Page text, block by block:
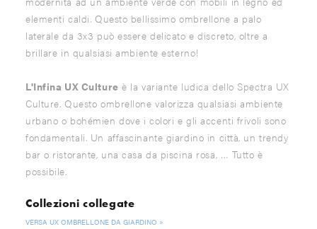
elementi caldi. Questo bellissimo ombrellone a palo
laterale da 3x3 può essere delicato e discreto, oltre a
brillare in qualsiasi ambiente esterno!
L'Infina UX Culture è la variante ludica dello Spectra UX
Culture. Questo ombrellone valorizza qualsiasi ambiente
urbano o bohémien dove i colori e gli accenti frivoli sono
fondamentali. Un affascinante giardino in città, un trendy
bar o ristorante, una casa da piscina rosa, … Tutto è
possibile.
Collezioni collegate
VERSA UX OMBRELLONE DA GIARDINO